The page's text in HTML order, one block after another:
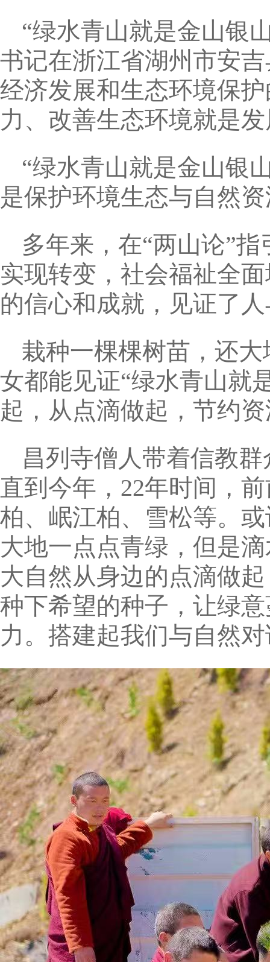
“绿水青山就是金山银
书记在浙江省湖州市安
经济发展和生态环境保
力、改善生态环境就是
“绿水青山就是金山银
是保护环境生态与自然
多年来，在“两山论”
实现转变，社会福祉全
的信心和成就，见证了
栽种一棵棵树苗，还
女都能见证“绿水青山就
起，从点滴做起，节约
昌列寺僧人带着信教
直到今年，22年时间，
柏、岷江柏、雪松等。
大地一点点青绿，但是
大自然从身边的点滴做
种下希望的种子，让绿
力。搭建起我们与自然